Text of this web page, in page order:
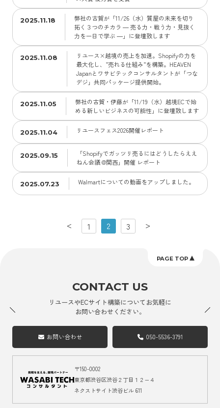
2025.11.18
弊社の古賀が「11/26（水）質屋の未来を切り
拓く３つのチカラ ― 売る力・戦う力・見抜く
力を一日で学ぶ ―」に登壇致します
2025.11.08
リユース×越境の売上を加速。Shopifyの力を
最大化し、”売れる仕組み”を構築。HEAVEN
Japanとワサビテックコンサルタントが「つな
デジ」共同パッケージ提供開始。
2025.11.05
弊社の古賀・伊藤が「11/19（水）越境ECで始
める新しいビジネスの可能性」に登壇致します
2025.11.04 リユースフェス2026開催レポート
2025.09.15
「Shopifyでガッツリ売るにはどうしたらええ
ねん会議 @関西」開催 レポート
2025.07.23 Walmartについての動画をアップしました。
ー
ン
< 1 2 3 >
PAGE TOP
CONTACT US
リユースやECサイト構築についてお気軽に
お問い合わせください。
お問い合わせ 050-5536-3791
〒150-0002
東京都渋谷区渋谷２丁目１２−４
ネクストサイト渋谷ビル 611